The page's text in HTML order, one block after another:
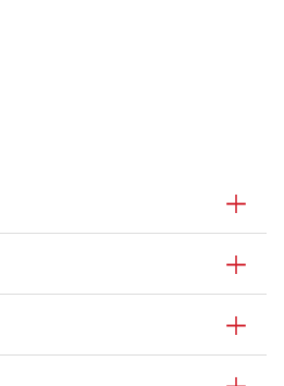
りました。同
く必要がある
報提供や求人
職や採用に関
とがあれば、ぜ